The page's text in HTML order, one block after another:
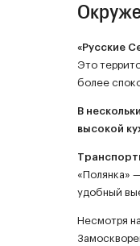
«Русские
Это
более
В
высокой
«Полянка»
удобный
Несмотря